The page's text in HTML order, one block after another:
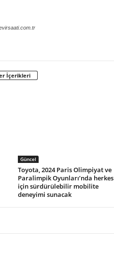
İçerikleri
Güncel
Toyota, 2024 Paris Olimpiyat ve
Paralimpik Oyunları’nda herkes
için sürdürülebilir mobilite
deneyimi sunacak